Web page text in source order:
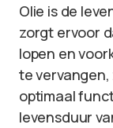
Olie is de
zorgt ervoor
lopen en
te
optimaal
levensduur